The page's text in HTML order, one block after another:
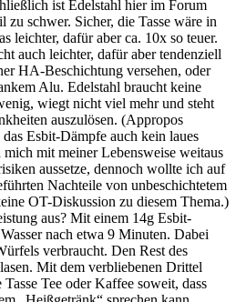
ist Edelstahl hier im Forum
zu schwer. Sicher, die Tasse wäre in
leichter, dafür aber ca. 10x so teuer.
auch leichter, dafür aber tendenziell
HA-Beschichtung versehen, oder
Alu. Edelstahl braucht keine
wiegt nicht viel mehr und steht
auszulösen. (Appropos
Esbit-Dämpfe auch kein laues
mit meiner Lebensweise weitaus
aussetze, dennoch wollte ich auf
Nachteile von unbeschichtetem
OT-Diskussion zu diesem Thema.)
aus? Mit einem 14g Esbit-
nach etwa 9 Minuten. Dabei
verbraucht. Den Rest des
Mit dem verbliebenen Drittel
Tee oder Kaffee soweit, dass